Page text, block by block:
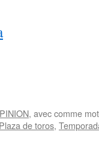
, avec comme
Plaza de toros,